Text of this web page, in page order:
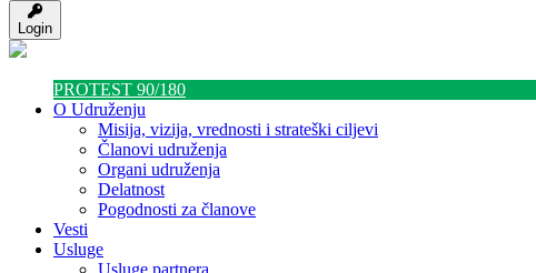
Login
PROTEST 90/180
O Udruženju
Misija, vizija, vrednosti i strateški ciljevi
Članovi udruženja
Organi udruženja
Delatnost
Pogodnosti za članove
Vesti
Usluge
Usluge partnera